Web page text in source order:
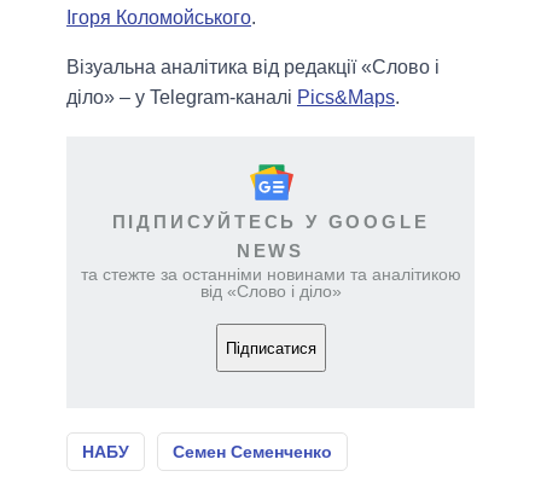
Ігоря Коломойського.
Візуальна аналітика від редакції «Слово і
діло» – у Telegram-каналі Pics&Maps.
ПІДПИСУЙТЕСЬ У GOOGLE
NEWS
та стежте за останніми новинами та аналітикою
від «Слово і діло»
Підписатися
НАБУ Семен Семенченко